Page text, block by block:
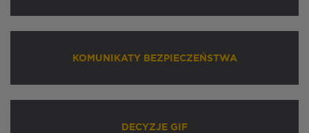
KOMUNIKATY BEZPIECZEŃSTWA
DECYZJE GIF